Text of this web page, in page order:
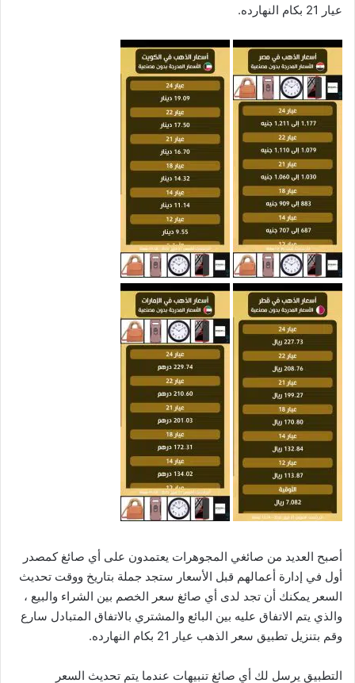
عيار 21 بكام النهارده.
أصبح العديد من صائغي المجوهرات يعتمدون على أي صائغ كمصدر
أول في إدارة أعمالهم قبل الأسعار ستجد جملة بتاريخ ووقت تحديث
السعر يمكنك أن تجد لدى أي صائغ سعر الخصم بين الشراء والبيع ،
والذي يتم الاتفاق عليه بين البائع والمشتري بالاتفاق المتبادل سارع
وقم بتنزيل تطبيق سعر الذهب عيار 21 بكام النهارده.
التطبيق يرسل لك أي صائغ تنبيهات عندما يتم تحديث السعر